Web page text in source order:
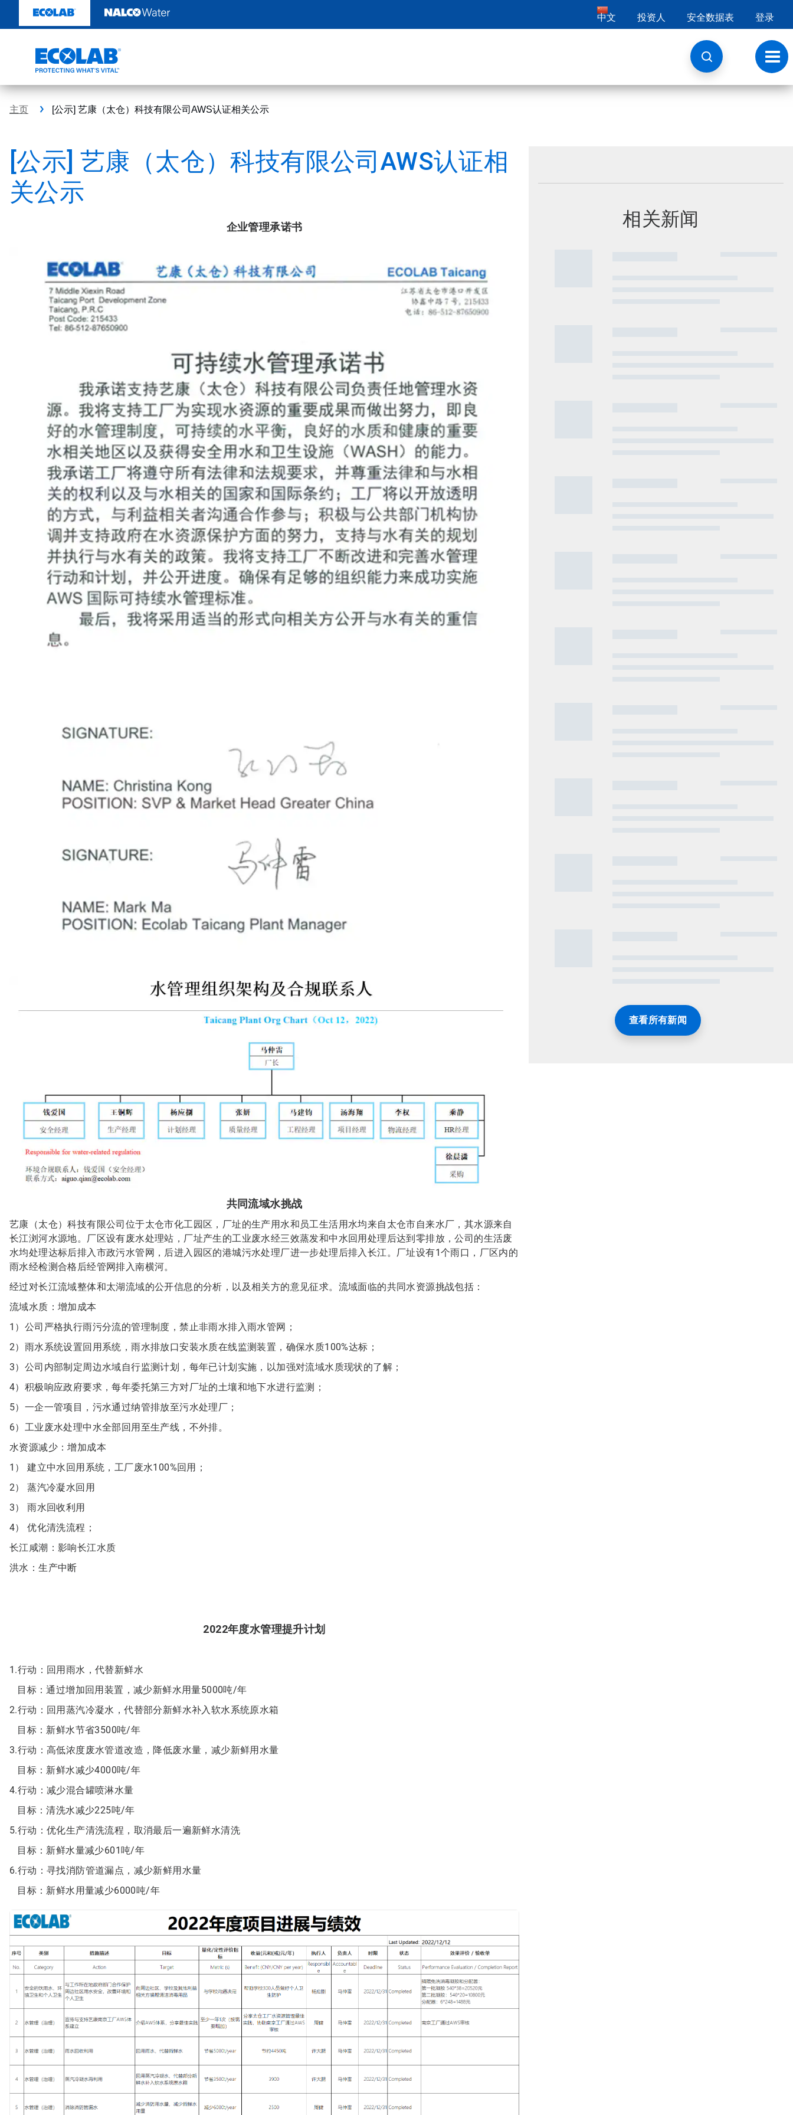
至
中文 投资人 安全数据表 登录
切
换
导
航
主页 [公示] 艺康（太仓）科技有限公司AWS认证相关公示
[公示] 艺康（太仓）科技有限公司AWS认证相
关公示
企业管理承诺书
共同流域水挑战
艺康（太仓）科技有限公司位于太仓市化工园区，厂址的生产用水和员工生活用水均来自太仓市自来水厂，其水源来自
长江浏河水源地。厂区设有废水处理站，厂址产生的工业废水经三效蒸发和中水回用处理后达到零排放，公司的生活废
水均处理达标后排入市政污水管网，后进入园区的港城污水处理厂进一步处理后排入长江。厂址设有1个雨口，厂区内的
雨水经检测合格后经管网排入南横河。
经过对长江流域整体和太湖流域的公开信息的分析，以及相关方的意见征求。流域面临的共同水资源挑战包括：
流域水质：增加成本
1）公司严格执行雨污分流的管理制度，禁止非雨水排入雨水管网；
2）雨水系统设置回用系统，雨水排放口安装水质在线监测装置，确保水质100%达标；
3）公司内部制定周边水域自行监测计划，每年已计划实施，以加强对流域水质现状的了解；
4）积极响应政府要求，每年委托第三方对厂址的土壤和地下水进行监测；
5）一企一管项目，污水通过纳管排放至污水处理厂；
6）工业废水处理中水全部回用至生产线，不外排。
水资源减少：增加成本
1） 建立中水回用系统，工厂废水100%回用；
2） 蒸汽冷凝水回用
3） 雨水回收利用
4） 优化清洗流程；
长江咸潮：影响长江水质
洪水：生产中断
2022年度水管理提升计划
1.行动：回用雨水，代替新鲜水
目标：通过增加回用装置，减少新鲜水用量5000吨/年
2.行动：回用蒸汽冷凝水，代替部分新鲜水补入软水系统原水箱
目标：新鲜水节省3500吨/年
3.行动：高低浓度废水管道改造，降低废水量，减少新鲜用水量
目标：新鲜水减少4000吨/年
4.行动：减少混合罐喷淋水量
目标：清洗水减少225吨/年
5.行动：优化生产清洗流程，取消最后一遍新鲜水清洗
目标：新鲜水量减少601吨/年
6.行动：寻找消防管道漏点，减少新鲜用水量
目标：新鲜水用量减少6000吨/年
相关新闻
查看所有新闻